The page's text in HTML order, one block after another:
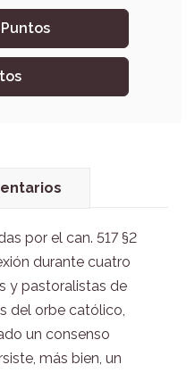
por el can. 517 §2
durante cuatro
y pastoralistas de
del orbe católico,
un consenso
más bien, un